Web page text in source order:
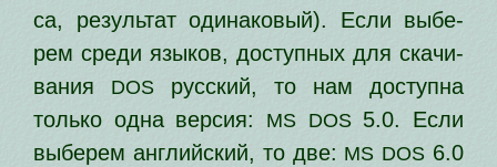
са, резуль­тат оди­на­ко­вый). Если выбе­
рем сре­ди язы­ков, доступ­ных для ска­чи­
ва­ния DOS рус­ский, то нам доступ­на
толь­ко одна вер­сия: MS DOS5.0. Если
выбе­рем англий­ский, то две: MS DOS 6.0